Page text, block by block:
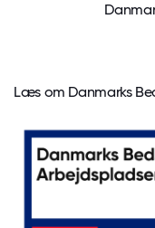
Læs om Danmarks